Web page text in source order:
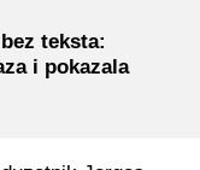
teksta:
i pokazala